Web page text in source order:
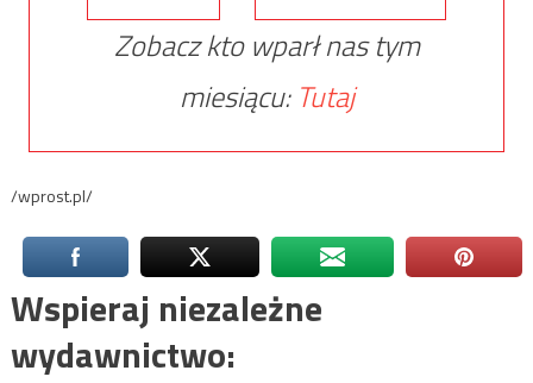
Zobacz kto wparł nas tym
miesiącu: Tutaj
/wprost.pl/
Wspieraj niezależne
wydawnictwo: